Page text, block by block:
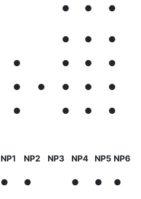
● ● ●
● ● ●
● ● ●
●
● ● ● ● ●
● ● ● ●
NP1 NP2 NP3 NP4 NP5 NP6
● ● ● ● ●